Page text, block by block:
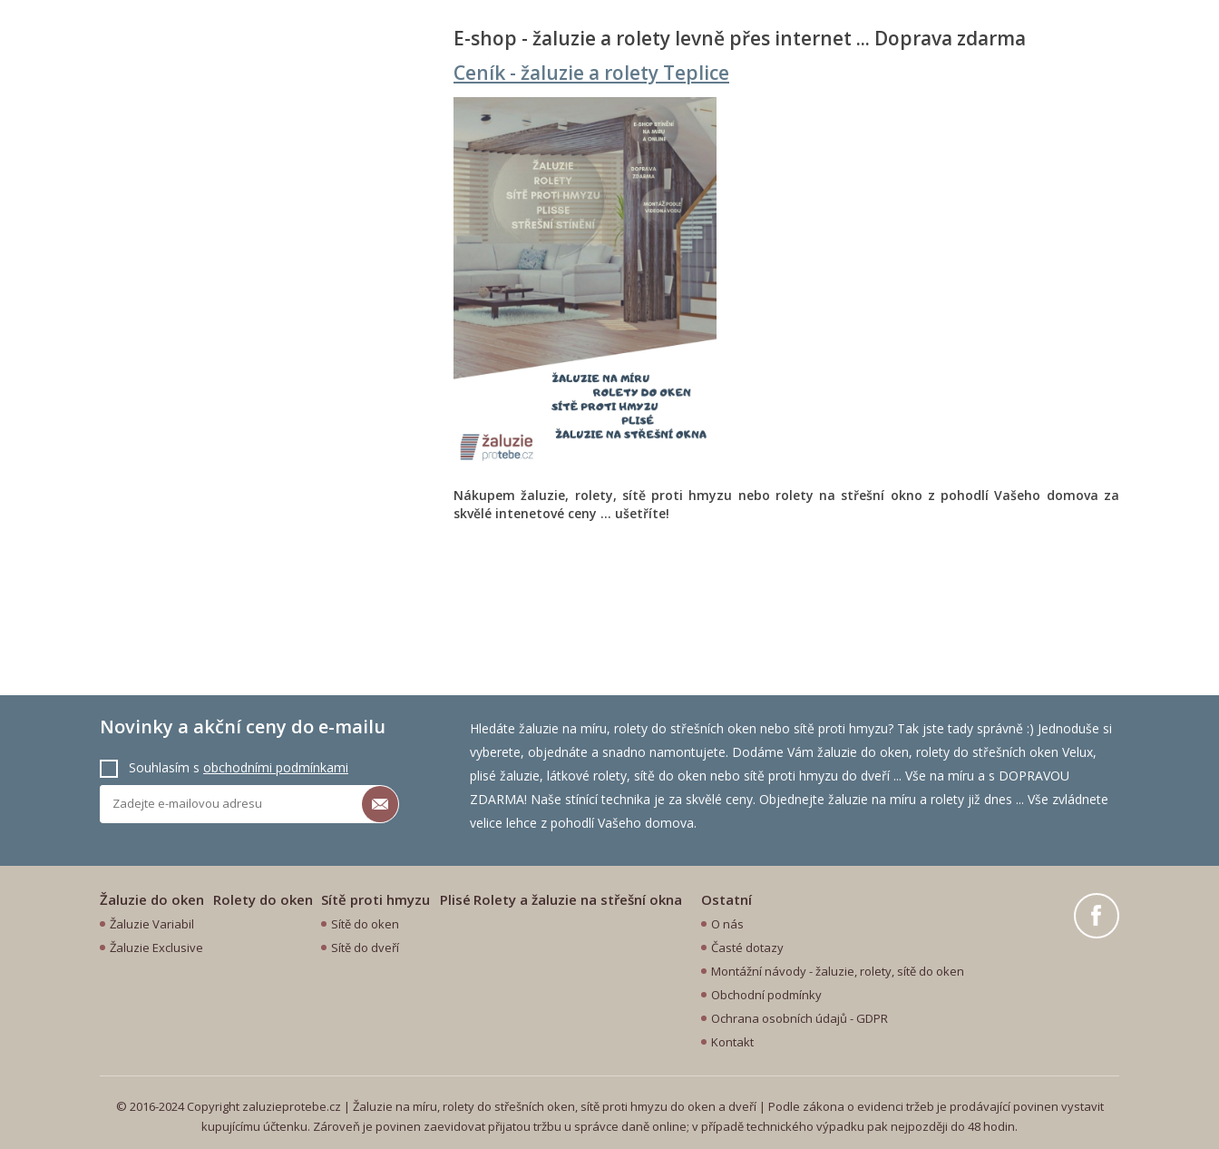
E-shop - žaluzie a rolety levně přes internet ... Doprava zdarma
Ceník - žaluzie a rolety Teplice
Nákupem žaluzie, rolety, sítě proti hmyzu nebo rolety na střešní okno z pohodlí Vašeho domova za
skvělé intenetové ceny ... ušetříte!
Novinky a akční ceny do e-mailu
Souhlasím s obchodními podmínkami
Hledáte žaluzie na míru, rolety do střešních oken nebo sítě proti hmyzu? Tak jste tady správně :) Jednoduše si
vyberete, objednáte a snadno namontujete. Dodáme Vám žaluzie do oken, rolety do střešních oken Velux,
plisé žaluzie, látkové rolety, sítě do oken nebo sítě proti hmyzu do dveří ... Vše na míru a s DOPRAVOU
ZDARMA! Naše stínící technika je za skvělé ceny. Objednejte žaluzie na míru a rolety již dnes ... Vše zvládnete
velice lehce z pohodlí Vašeho domova.
Žaluzie do oken
Žaluzie Variabil
Žaluzie Exclusive
Rolety do oken Sítě proti hmyzu
Sítě do oken
Sítě do dveří
Plisé Rolety a žaluzie na střešní okna Ostatní
O nás
Časté dotazy
Montážní návody - žaluzie, rolety, sítě do oken
Obchodní podmínky
Ochrana osobních údajů - GDPR
Kontakt
© 2016-2024 Copyright zaluzieprotebe.cz | Žaluzie na míru, rolety do střešních oken, sítě proti hmyzu do oken a dveří | Podle zákona o evidenci tržeb je prodávající povinen vystavit
kupujícímu účtenku. Zároveň je povinen zaevidovat přijatou tržbu u správce daně online; v případě technického výpadku pak nejpozději do 48 hodin.